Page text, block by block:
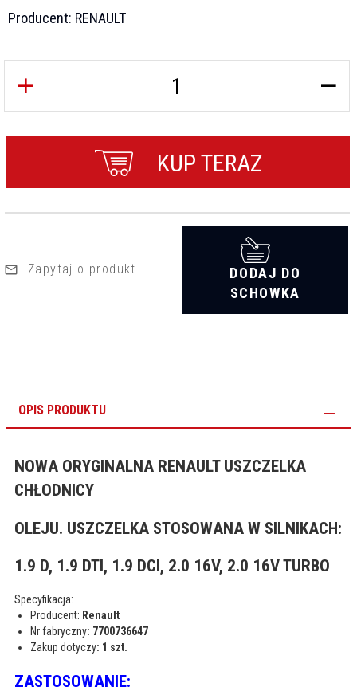
Producent: RENAULT
KUP TERAZ
Zapytaj o produkt
DODAJ DO
SCHOWKA
OPIS PRODUKTU
NOWA ORYGINALNA RENAULT USZCZELKA
CHŁODNICY
OLEJU. USZCZELKA STOSOWANA W SILNIKACH:
1.9 D, 1.9 DTI, 1.9 DCI, 2.0 16V, 2.0 16V TURBO
Specyfikacja:
Producent: Renault
Nr fabryczny: 7700736647
Zakup dotyczy: 1 szt.
ZASTOSOWANIE: